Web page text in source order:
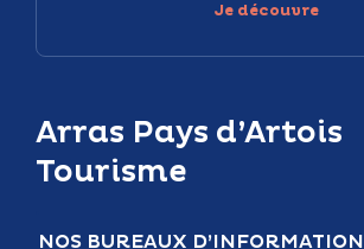
Arras Pays d’Artois
Tourisme
NOS BUREAUX D’INFORMATION
Je découvre